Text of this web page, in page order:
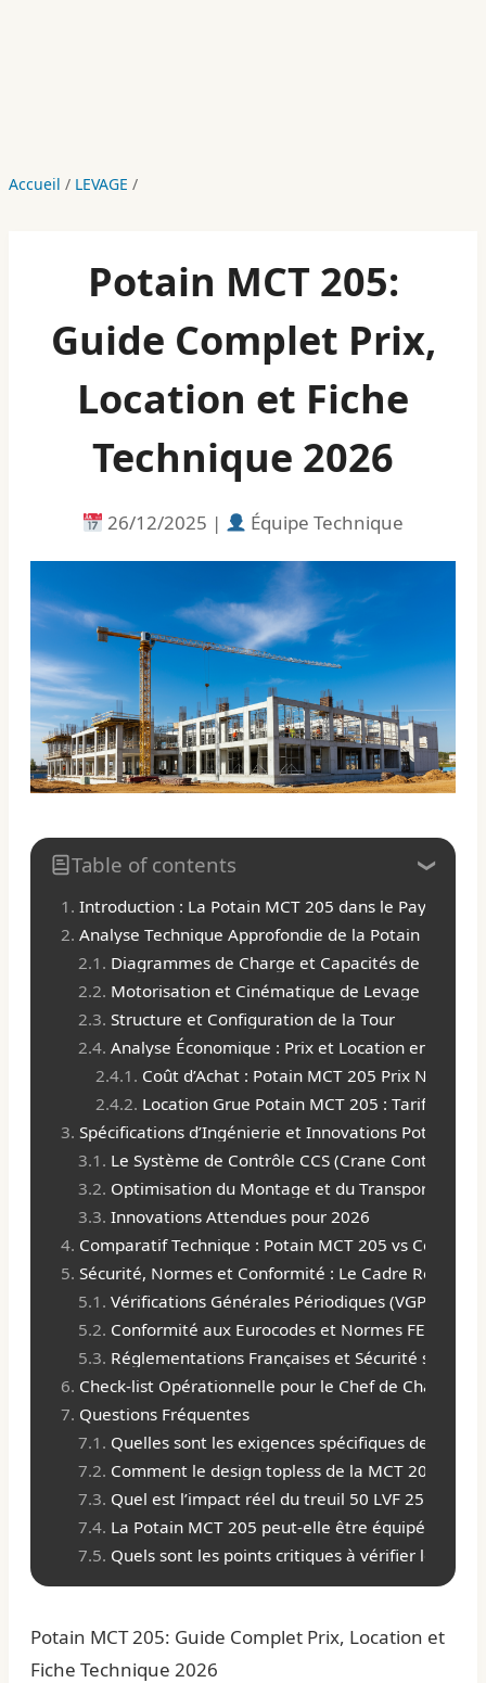
Accueil / LEVAGE /
Potain MCT 205:
Guide Complet Prix,
Location et Fiche
Technique 2026
26/12/2025 | Équipe Technique
Table of contents
Introduction : La Potain MCT 205 dans le Paysage
Analyse Technique Approfondie de la Potain MCT
Diagrammes de Charge et Capacités de
Motorisation et Cinématique de Levage
Structure et Configuration de la Tour
Analyse Économique : Prix et Location en 2026
Coût d’Achat : Potain MCT 205 Prix Neuf et
Location Grue Potain MCT 205 : Tarifs et
Spécifications d’Ingénierie et Innovations Potain
Le Système de Contrôle CCS (Crane Control
Optimisation du Montage et du Transport
Innovations Attendues pour 2026
Comparatif Technique : Potain MCT 205 vs
Sécurité, Normes et Conformité : Le Cadre
Vérifications Générales Périodiques (VGP) et
Conformité aux Eurocodes et Normes FEM
Réglementations Françaises et Sécurité sur
Check-list Opérationnelle pour le Chef de Chantier
Questions Fréquentes
Quelles sont les exigences spécifiques de
Comment le design topless de la MCT 205
Quel est l’impact réel du treuil 50 LVF 25
La Potain MCT 205 peut-elle être équipée d’un
Quels sont les points critiques à vérifier lors
Potain MCT 205: Guide Complet Prix, Location et
Fiche Technique 2026